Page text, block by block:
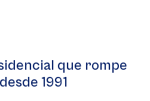
que rompe
1991